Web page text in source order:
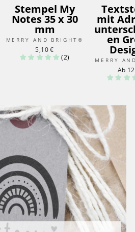
Stempel My
Notes 35 x 30
mm
MERRY AND BRIGHT®
5,10 €
(2)
mit
en
MERRY
Ab